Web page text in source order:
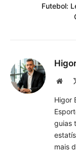
Futebol:
Site
Higor
guias
mais